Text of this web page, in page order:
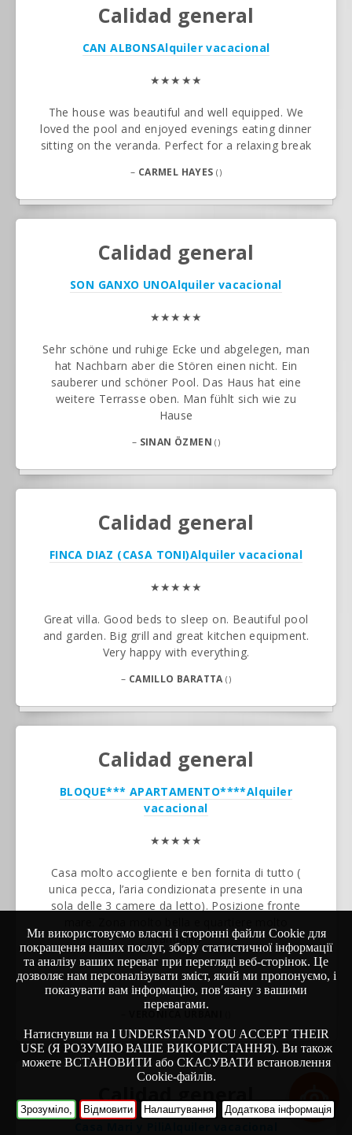
Calidad general
CAN ALBONSAlquiler vacacional
★★★★★
The house was beautiful and well equipped. We
loved the pool and enjoyed evenings eating dinner
sitting on the veranda. Perfect for a relaxing break
– CARMEL HAYES ()
Calidad general
SON GANXO UNOAlquiler vacacional
★★★★★
Sehr schöne und ruhige Ecke und abgelegen, man
hat Nachbarn aber die Stören einen nicht. Ein
sauberer und schöner Pool. Das Haus hat eine
weitere Terrasse oben. Man fühlt sich wie zu
Hause
– SINAN ÖZMEN ()
Calidad general
FINCA DIAZ (CASA TONI)Alquiler vacacional
★★★★★
Great villa. Good beds to sleep on. Beautiful pool
and garden. Big grill and great kitchen equipment.
Very happy with everything.
– CAMILLO BARATTA ()
Calidad general
BLOQUE*** APARTAMENTO****Alquiler
vacacional
★★★★★
Casa molto accogliente e ben fornita di tutto (
unica pecca, l’aria condizionata presente in una
sola delle 3 camere da letto). Posizione fronte
tranquillo
VERONICA URBANI
Calidad general
Ми використовуємо власні і сторонні файли Cookie для
покращення наших послуг, збору статистичної інформації
та аналізу ваших переваг при перегляді веб-сторінок. Це
дозволяє нам персоналізувати зміст, який ми пропонуємо, і
показувати вам інформацію, пов′язану з вашими
перевагами.
Натиснувши на I UNDERSTAND YOU ACCEPT THEIR
USE (Я РОЗУМІЮ ВАШЕ ВИКОРИСТАННЯ). Ви також
можете ВСТАНОВИТИ або СКАСУВАТИ встановлення
Cookie-файлів.
Зрозуміло, Відмовити Налаштування Додаткова інформація